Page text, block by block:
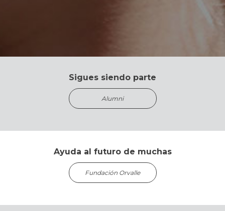
Sigues siendo parte
Alumni
Ayuda al futuro de muchas
Fundación Orvalle